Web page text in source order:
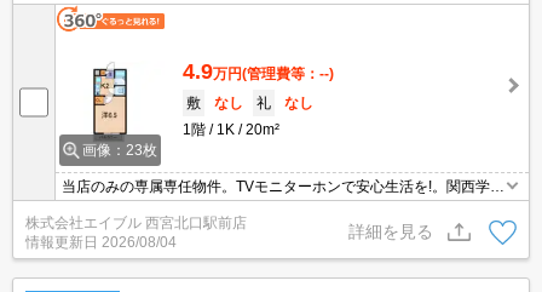
画像：23枚
4.9万円(管理費等：--)
敷
なし 礼
なし
1階
1K 20m²
当店のみの専属専任物件。TVモニターホンで安心生活を!。関西学院
大学学生様のオススメ物件。初期費用・家賃カード払い可。礼金
0・敷金0・仲介手数料0。8月末まで礼金0キャンペーン。
株式会社エイブル 西宮北口駅前店
情報更新日 2026/08/04
詳細を見る